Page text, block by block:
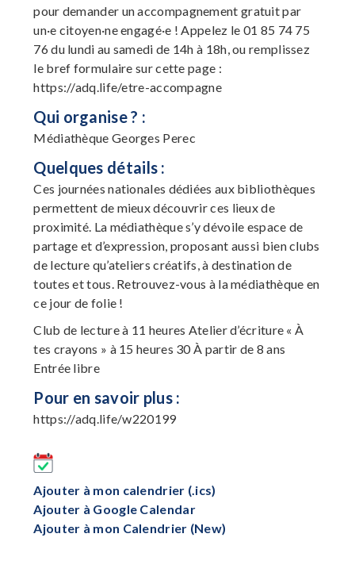
pour demander un accompagnement gratuit par
un·e citoyen·ne engagé·e ! Appelez le 01 85 74 75
76 du lundi au samedi de 14h à 18h, ou remplissez
le bref formulaire sur cette page :
https://adq.life/etre-accompagne
Qui organise ? :
Médiathèque Georges Perec
Quelques détails :
Ces journées nationales dédiées aux bibliothèques
permettent de mieux découvrir ces lieux de
proximité. La médiathèque s’y dévoile espace de
partage et d’expression, proposant aussi bien clubs
de lecture qu’ateliers créatifs, à destination de
toutes et tous. Retrouvez-vous à la médiathèque en
ce jour de folie !
Club de lecture à 11 heures Atelier d’écriture « À
tes crayons » à 15 heures 30 À partir de 8 ans
Entrée libre
Pour en savoir plus :
https://adq.life/w220199
Ajouter à mon calendrier (.ics)
Ajouter à Google Calendar
Ajouter à mon Calendrier (New)